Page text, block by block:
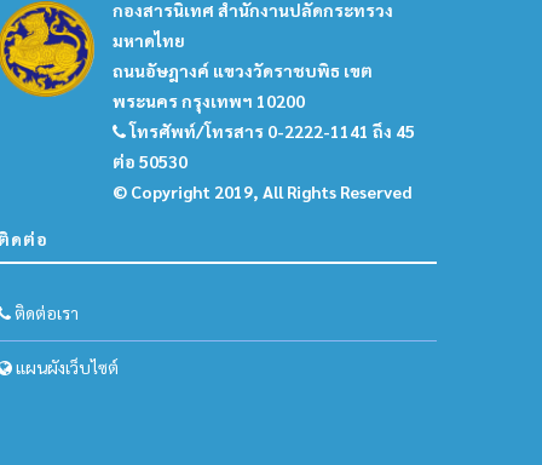
กองสารนิเทศ สำนักงานปลัดกระทรวง
มหาดไทย
ถนนอัษฎางค์ แขวงวัดราชบพิธ เขต
พระนคร กรุงเทพฯ 10200
โทรศัพท์/โทรสาร 0-2222-1141 ถึง 45
ต่อ 50530
© Copyright 2019, All Rights Reserved
ติดต่อ
ติดต่อเรา
แผนผังเว็บไซต์